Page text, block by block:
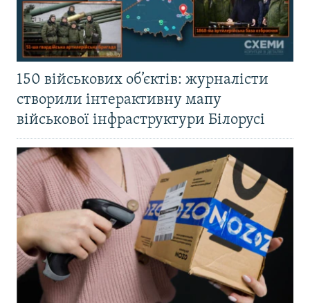
150 військових об’єктів: журналісти
створили інтерактивну мапу
військової інфраструктури Білорусі